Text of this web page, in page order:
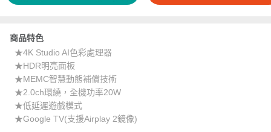
商品特色
★4K Studio AI色彩處理器
★HDR明亮面板
★MEMC智慧動態補償技術
★2.0ch環繞，全機功率20W
★低延遲遊戲模式
★Google TV(支援Airplay 2鏡像)